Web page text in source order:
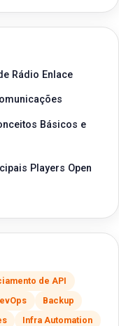
Rádio Enlace
Básicos e
Players Open
de API
Backup
Infra Automation